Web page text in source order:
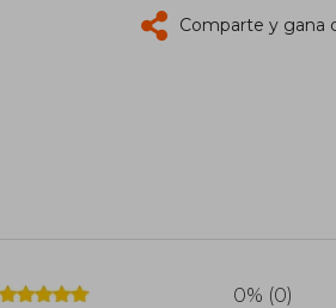
Comparte y gana
0% (0)